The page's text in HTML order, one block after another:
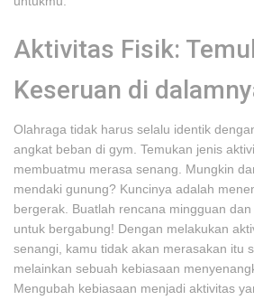
Aktivitas Fisik:
Keseruan di
Olahraga tidak harus selalu identik
angkat beban di gym. Temukan jenis
membuatmu merasa senang. Mungkin
mendaki gunung? Kuncinya adalah
bergerak. Buatlah rencana mingguan
untuk bergabung! Dengan melakukan
senangi, kamu tidak akan merasakan itu
melainkan sebuah kebiasaan
Mengubah kebiasaan menjadi aktivitas